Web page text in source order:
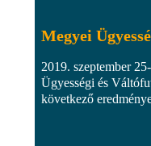
Megyei
2019. szeptember
Ügyességi és
következő